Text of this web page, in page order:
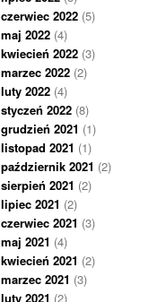
czerwiec 2022 (5)
maj 2022 (4)
kwiecień 2022 (3)
marzec 2022 (2)
luty 2022 (4)
styczeń 2022 (8)
grudzień 2021 (1)
listopad 2021 (1)
październik 2021 (2)
sierpień 2021 (2)
lipiec 2021 (2)
czerwiec 2021 (3)
maj 2021 (4)
kwiecień 2021 (2)
marzec 2021 (3)
luty 2021 (2)